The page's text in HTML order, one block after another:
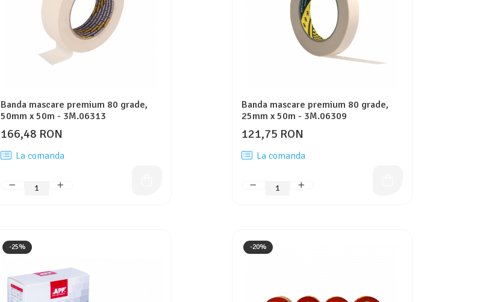
Banda mascare premium 80 grade,
50mm x 50m - 3M.06313
166,48 RON
La comanda
Banda mascare premium 80 grade,
25mm x 50m - 3M.06309
121,75 RON
La comanda
-25% -20%